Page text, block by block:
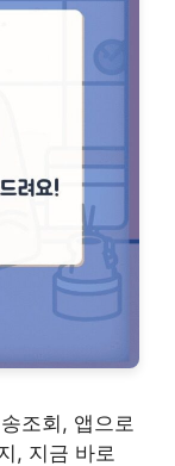
조회, 앱으로
, 지금 바로